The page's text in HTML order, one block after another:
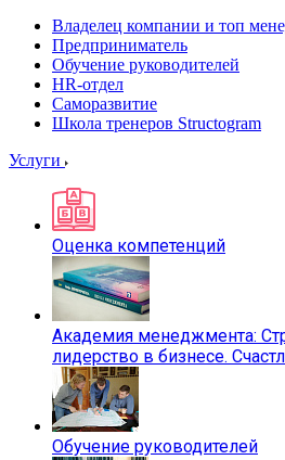
Владелец компании и топ
Предприниматель
Обучение руководителей
HR-отдел
Саморазвитие
Школа тренеров Structogram
Услуги
Оценка компетенций
Академия менеджмента:
лидерство в бизнесе.
Обучение руководителей